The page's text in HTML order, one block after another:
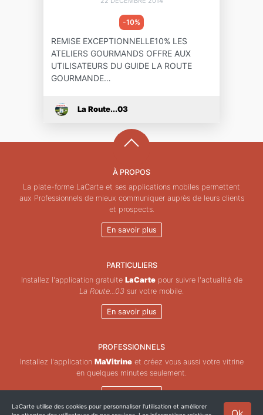
-10%
REMISE EXCEPTIONNELLE10% LES
ATELIERS GOURMANDS OFFRE AUX
UTILISATEURS DU GUIDE LA ROUTE
GOURMANDE…
La Route...03
À PROPOS
La plate-forme LaCarte et ses applications mobiles permettent
aux Professionnels de mieux communiquer auprès de leurs clients
et prospects.
En savoir plus
PARTICULIERS
Installez l'application gratuite LaCartepour suivre l'actualité de
La Route...03 sur votre mobile.
En savoir plus
PROFESSIONNELS
Installez l'application MaVitrineet créez vous aussi votre vitrine
en quelques minutes seulement.
En savoir plus
LaCarte utilise des cookies pour personnaliser l'utilisation et améliorer